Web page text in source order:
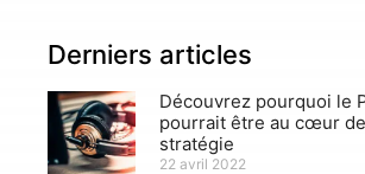
Derniers articles
Découvrez pourquoi le
pourrait être au cœur
stratégie
22 avril 2022